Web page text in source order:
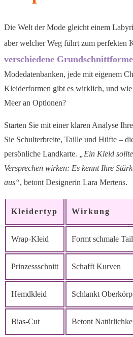
Die Welt der Mode gleicht einem
aber welcher Weg führt zum perfekten
verschiedene
Modedatenbanken, jede mit eigenem
Kleiderformen gibt es wirklich, und wie
Meer an Optionen?
Starten Sie mit einer klaren Analyse
Sie Schulterbreite, Taille und Hüfte –
persönliche Landkarte.
„Ein Kleid
Versprechen wirken: Es kennt Ihre
aus“, betont Designerin Lara Mertens.
Kleidertyp Wirkung
Wrap-Kleid Formt schmale
Prinzessschnitt Schafft Kurven
Hemdkleid Schlankt
Bias-Cut Betont